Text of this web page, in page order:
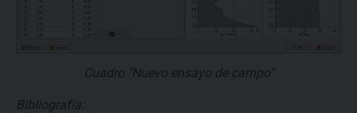
Cuadro "Nuevo ensayo de campo"
Bibliografía: